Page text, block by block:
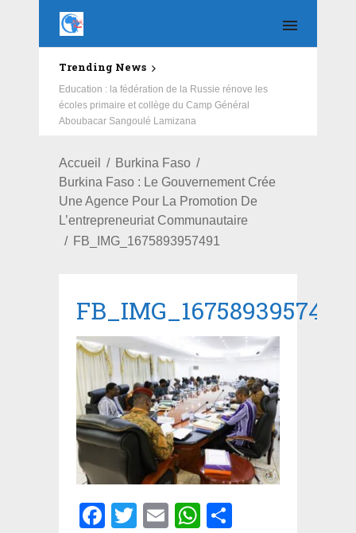
Trending News
Education : la fédération de la Russie rénove les
écoles primaire et collège du Camp Général
Aboubacar Sangoulé Lamizana
Accueil
Burkina Faso
Burkina Faso : Le Gouvernement Crée
Une Agence Pour La Promotion De
L’entrepreneuriat Communautaire
FB_IMG_1675893957491
FB_IMG_1675893957491
Facebook
Twitter
EmailWhatsApp